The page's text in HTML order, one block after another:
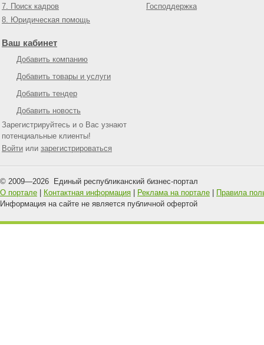
7. Поиск кадров
8. Юридическая помощь
Господдержка
Ваш кабинет
Добавить компанию
Добавить товары и услуги
Добавить тендер
Добавить новость
Зарегистрируйтесь и о Вас узнают
потенциальные клиенты!
Войти или зарегистрироваться
© 2009—2026 Единый республиканский бизнес-портал
О портале
Контактная информация Реклама на портале
Правила
Информация на сайте не является публичной офертой